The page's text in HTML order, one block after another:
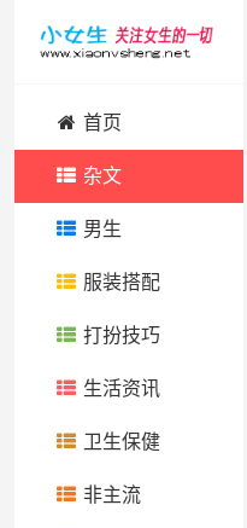
首页
杂文
男生
服装搭配
打扮技巧
生活资讯
卫生保健
非主流